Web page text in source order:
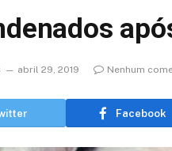
abril 29, 2019 Nenhum
Facebook